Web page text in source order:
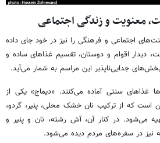
معنویت و زندگی اجتماعی
اجتماعی و فرهنگی را نیز در خود جای داده
دیدار اقوام و دوستان، تقسیم غذاهای ساده و
جدایی‌ناپذیر این مراسم به شمار می‌آید.
غذاهای سنتی آماده می‌کنند. «دیماج» یکی از
است که از ترکیب نان خشک محلی، پنیر، گردو،
می‌شود. در کنار آن، آش رشته، نان و پنیر و
نیز در سفره‌های مردم دیده می‌شود.